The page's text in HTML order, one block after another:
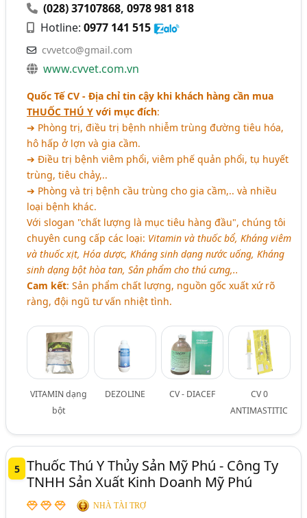
(028) 37107868,0978 981 818
Hotline:0977 141 515
cvvetco@gmail.com
www.cvvet.com.vn
Quốc Tế CV - Địa chỉ tin cậy khi khách hàng cần mua
THUỐC THÚ Y với mục đích:
➔ Phòng trị, điều trị bệnh nhiễm trùng đường tiêu hóa,
hô hấp ở lợn và gia cầm.
➔ Điều trị bệnh viêm phổi, viêm phế quản phổi, tụ huyết
trùng, tiêu chảy,..
➔ Phòng và trị bệnh cầu trùng cho gia cầm,.. và nhiều
loại bệnh khác.
Với slogan "chất lượng là mục tiêu hàng đầu", chúng tôi
chuyên cung cấp các loại: Vitamin và thuốc bổ, Kháng viêm
và thuốc xịt, Hóa dược, Kháng sinh dạng nước uống, Kháng
sinh dạng bột hòa tan, Sản phẩm cho thú cưng,..
Cam kết: Sản phẩm chất lượng, nguồn gốc xuất xứ rõ
ràng, đội ngũ tư vấn nhiệt tình.
VITAMIN dạng
bột
DEZOLINE CV - DIACEF
CV 0
ANTIMASTITIC
5 Thuốc Thú Y Thủy Sản Mỹ Phú - Công Ty
TNHH Sản Xuất Kinh Doanh Mỹ Phú
NHÀ TÀI TRỢ